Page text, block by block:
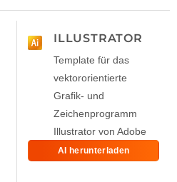
ILLUSTRATOR
Template für das
vektororientierte
Grafik- und
Zeichenprogramm
Illustrator von Adobe
AI herunterladen